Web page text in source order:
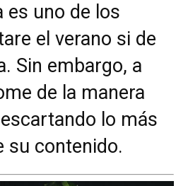
es uno de los
el verano si de
Sin embargo, a
de la manera
lo más
su contenido.